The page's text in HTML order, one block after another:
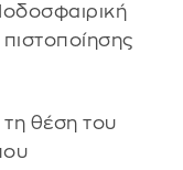
τη θέση του